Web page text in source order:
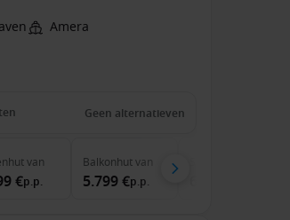
Amera
Geen alternatieven
van
€p.p.
Balkonhutvan
5.799 €p.p.